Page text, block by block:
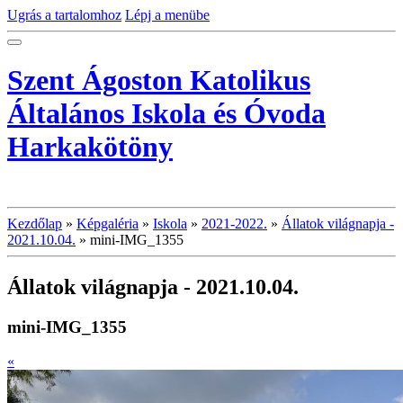
Ugrás a tartalomhoz Lépj a menübe
Szent Ágoston Katolikus
Általános Iskola és Óvoda
Harkakötöny
Kezdőlap » Képgaléria » Iskola » 2021-2022. » Állatok világnapja -
2021.10.04. » mini-IMG_1355
Állatok világnapja - 2021.10.04.
mini-IMG_1355
«